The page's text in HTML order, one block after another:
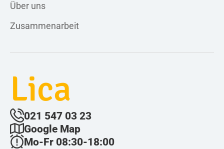
Über uns
Zusammenarbeit
Lica
021 547 03 23
Google Map
Mo-Fr 08:30-18:00